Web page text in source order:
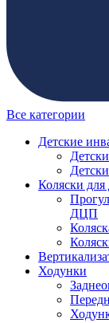
Все категории
Детские
Коляски
ДЦП
Ходунки